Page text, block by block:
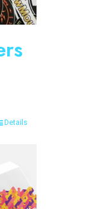
Details